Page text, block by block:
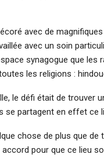
avec de
avec un soin
synagogue que
les religions :
le défi était de
se partagent en effet ce
chose de plus que
pour que ce lieu